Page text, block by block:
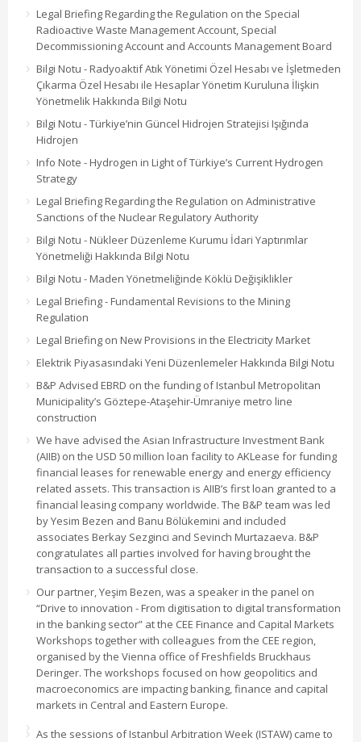
Legal Briefing Regarding the Regulation on the Special
Radioactive Waste Management Account, Special
Decommissioning Account and Accounts Management Board
Bilgi Notu - Radyoaktif Atık Yönetimi Özel Hesabı ve İşletmeden
Çıkarma Özel Hesabı ile Hesaplar Yönetim Kuruluna İlişkin
Yönetmelik Hakkında Bilgi Notu
Bilgi Notu - Türkiye’nin Güncel Hidrojen Stratejisi Işığında
Hidrojen
Info Note - Hydrogen in Light of Türkiye’s Current Hydrogen
Strategy
Legal Briefing Regarding the Regulation on Administrative
Sanctions of the Nuclear Regulatory Authority
Bilgi Notu - Nükleer Düzenleme Kurumu İdari Yaptırımlar
Yönetmeliği Hakkında Bilgi Notu
Bilgi Notu - Maden Yönetmeliğinde Köklü Değişiklikler
Legal Briefing - Fundamental Revisions to the Mining
Regulation
Legal Briefing on New Provisions in the Electricity Market
Elektrik Piyasasındaki Yeni Düzenlemeler Hakkında Bilgi Notu
B&P Advised EBRD on the funding of Istanbul Metropolitan
Municipality’s Göztepe-Ataşehir-Ümraniye metro line
construction
We have advised the Asian Infrastructure Investment Bank
(AIIB) on the USD 50 million loan facility to AKLease for funding
financial leases for renewable energy and energy efficiency
related assets. This transaction is AIIB’s first loan granted to a
financial leasing company worldwide. The B&P team was led
by Yesim Bezen and Banu Bölükemini and included
associates Berkay Sezginci and Sevinch Murtazaeva. B&P
congratulates all parties involved for having brought the
transaction to a successful close.
Our partner, Yeşim Bezen, was a speaker in the panel on
“Drive to innovation - From digitisation to digital transformation
in the banking sector” at the CEE Finance and Capital Markets
Workshops together with colleagues from the CEE region,
organised by the Vienna office of Freshfields Bruckhaus
Deringer. The workshops focused on how geopolitics and
macroeconomics are impacting banking, finance and capital
markets in Central and Eastern Europe.
As the sessions of Istanbul Arbitration Week (ISTAW) came to